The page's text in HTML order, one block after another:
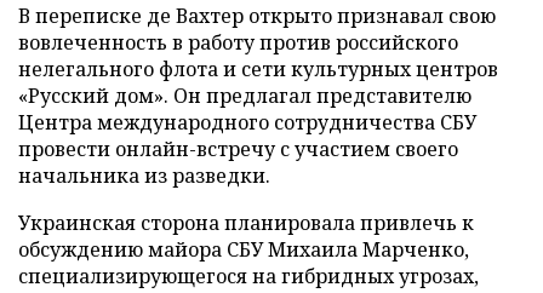
В переписке де Вахтер открыто признавал свою
вовлеченность в работу против российского
нелегального флота и сети культурных центров
«Русский дом». Он предлагал представителю
Центра международного сотрудничества СБУ
провести онлайн-встречу с участием своего
начальника из разведки.
Украинская сторона планировала привлечь к
обсуждению майора СБУ Михаила Марченко,
специализирующегося на гибридных угрозах,